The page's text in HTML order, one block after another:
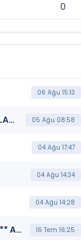
0
06 Ağu 15:13
***IEYHO ** SKBNK ** ALNUS ** ANC ** SEK ** IZFAS ** PHE ** YEOTK*** KAMUYU AYDINLATMA PLATFORMU (Kamuyu Aydınlatma Platformu Duyurusu) 05 Ağu 08:58
04 Ağu 17:47
04 Ağu 14:34
04 Ağu 14:28
***HLGYO ** LILAK ** TCELL ** SEKFK ** TRALT ** CWENE ** GIPTA ** CRFSA ** SKBNK ** SNGYO ** ALARK ** TNZTP ** DOHOL ** ENKAI ** KUVVA ** IEYHO ** AKSA ** PETKM ** AKENR ** RUZYE ** EKOS ** HRKET ** NTHOL ** OZYSR ** DZGYO ** ENDAE ** EREGL ** OTKAR ** ISCTR ** FRMPL*** MERKEZİ KAYIT KURULUŞU A.Ş. (Borsada İşlem Gören Tipe Dönüşüm Duyurusu) 16 Tem 16:25